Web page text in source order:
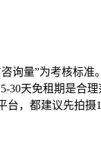
询量”为考核标准。
30天免租期是合理
台，都建议先拍摄